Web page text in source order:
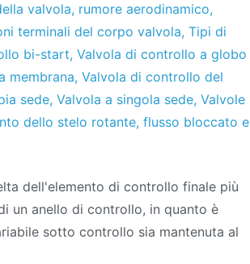
valvola, rumore aerodinamico,
terminali del corpo valvola, Tipi di
bi-start, Valvola di controllo a globo
membrana, Valvola di controllo del
sede, Valvola a singola sede, Valvole
dello stelo rotante, flusso bloccato e
dell'elemento di controllo finale più
un anello di controllo, in quanto è
sotto controllo sia mantenuta al